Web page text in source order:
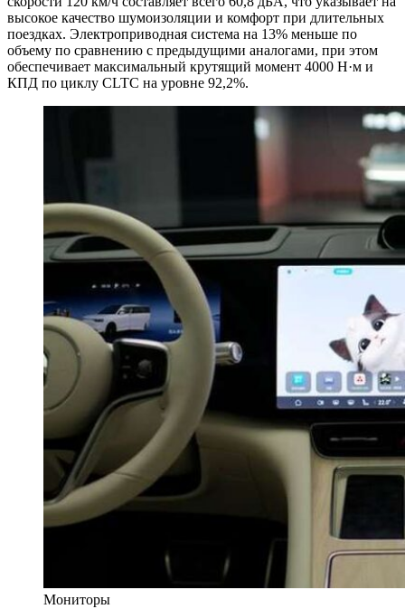
высокое качество шумоизоляции и комфорт при длительных
поездках. Электроприводная система на 13% меньше по
объему по сравнению с предыдущими аналогами, при этом
обеспечивает максимальный крутящий момент 4000 Н·м и
КПД по циклу CLTC на уровне 92,2%.
Мониторы